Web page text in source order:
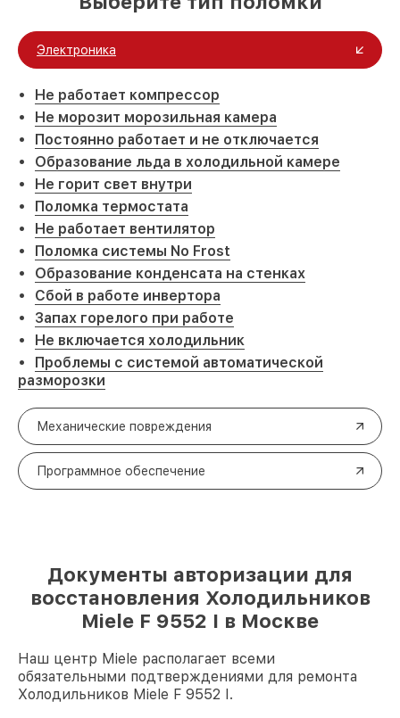
Электроника
Не работает компрессор
Не морозит морозильная камера
Постоянно работает и не отключается
Образование льда в холодильной камере
Не горит свет внутри
Поломка термостата
Не работает вентилятор
Поломка системы No Frost
Образование конденсата на стенках
Сбой в работе инвертора
Запах горелого при работе
Не включается холодильник
Проблемы с системой автоматической
разморозки
Механические повреждения
Программное обеспечение
Документы авторизации для
восстановления Холодильников
Miele F 9552 I в Москве
Наш центр Miele располагает всеми
обязательными подтверждениями для ремонта
Холодильников Miele F 9552 I.